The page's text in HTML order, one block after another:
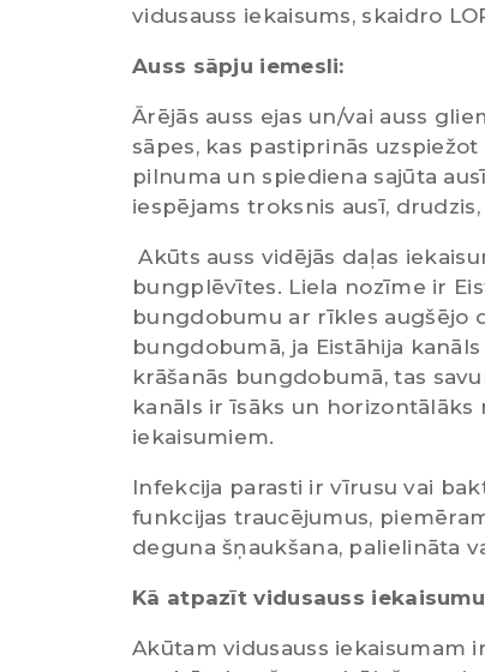
vidusauss iekaisums, skaidro
Auss sāpju iemesli:
Ārējās auss ejas un/vai auss
sāpes, kas pastiprinās
pilnuma un spiediena sajūta
iespējams troksnis ausī,
Akūts auss vidējās daļas
bungplēvītes. Liela nozīme ir
bungdobumu ar rīkles augšējo
bungdobumā, ja Eistāhija
krāšanās bungdobumā, tas
kanāls ir īsāks un horizontālāks
iekaisumiem.
Infekcija parasti ir vīrusu vai
funkcijas traucējumus,
deguna šņaukšana, palielināta
Kā atpazīt vidusauss
Akūtam vidusauss iekaisumam